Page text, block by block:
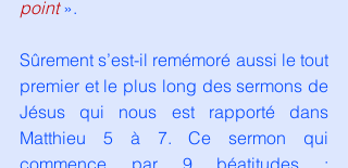
point ».
Sûrement s’est-il remémoré aussi le tout
premier et le plus long des sermons de
Jésus qui nous est rapporté dans
Matthieu 5 à 7. Ce sermon qui
commence par 9 béatitudes :